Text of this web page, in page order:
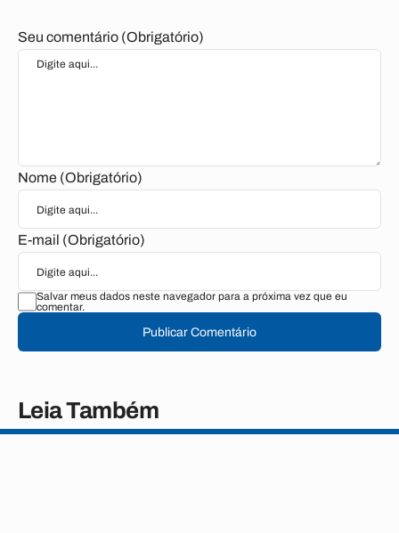
Seu comentário (Obrigatório)
Nome (Obrigatório)
E-mail (Obrigatório)
Salvar meus dados neste navegador para a próxima vez que eu
comentar.
Publicar Comentário
Leia Também